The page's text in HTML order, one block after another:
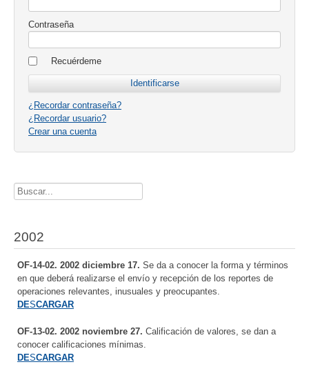
Contraseña
Recuérdeme
¿Recordar contraseña?
¿Recordar usuario?
Crear una cuenta
Buscador
2002
OF-14-02. 2002 diciembre 17. Se da a conocer la forma y términos
en que deberá realizarse el envío y recepción de los reportes de
operaciones relevantes, inusuales y preocupantes.
DESCARGAR
OF-13-02. 2002 noviembre 27. Calificación de valores, se dan a
conocer calificaciones mínimas.
DESCARGAR